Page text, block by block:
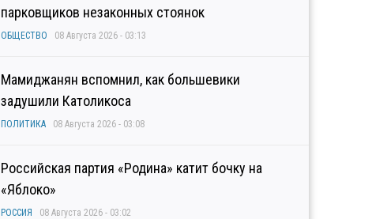
парковщиков незаконных стоянок
ОБЩЕСТВО 08 Августа 2026 - 03:13
Мамиджанян вспомнил, как большевики
задушили Католикоса
ПОЛИТИКА 08 Августа 2026 - 03:08
Российская партия «Родина» катит бочку на
«Яблоко»
РОССИЯ 08 Августа 2026 - 03:02